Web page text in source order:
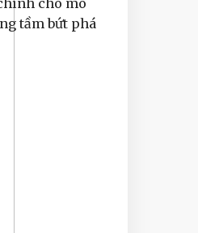
cho mô
tầm bứt phá